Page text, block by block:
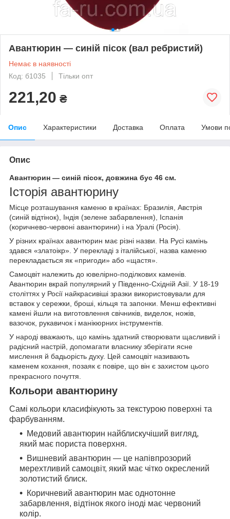
Авантюрин — синій пісок (вал ребристий)
Немає в наявності
Код: б1035
Тільки опт
221,20 ₴
Опис Характеристики Доставка Оплата Умови
Опис
Авантюрин — синій пісок, довжина бус 46 см.
Історія авантюрину
Місце розташування каменю в країнах: Бразилія, Австрія
(синій відтінок), Індія (зелене забарвлення), Іспанія
(коричнево-червоні авантюрини) і на Уралі (Росія).
У різних країнах авантюрин має різні назви. На Русі камінь
здався «златоікр». У перекладі з італійської, назва каменю
перекладається як «пригоди» або «щастя».
Самоцвіт належить до ювелірно-поділкових каменів.
Авантюрин вкрай популярний у Південно-Східній Азії. У 18-19
століттях у Росії найкрасивіші зразки використовували для
вставок у сережки, броші, кільця та запонки. Менш ефективні
камені йшли на виготовлення свічників, виделок, ножів,
вазочок, рукавичок і манікюрних інструментів.
У народі вважають, що камінь здатний створювати щасливий і
радісний настрій, допомагати власнику зберігати ясне
мислення й бадьорість духу. Цей самоцвіт називають
каменем кохання, позаяк є повіре, що він є захистом цього
прекрасного почуття.
Кольори авантюрину
Самі кольори класифікують за текстурою поверхні та
фарбуванням.
Медовий авантюрин найблискучіший вигляд,
який має пориста поверхня.
Вишневий авантюрин — це напівпрозорий
мерехтливий самоцвіт, який має чітко окреслений
золотистий блиск.
Коричневий авантюрин має однотонне
забарвлення, відтінок якого іноді має червоний
колір.